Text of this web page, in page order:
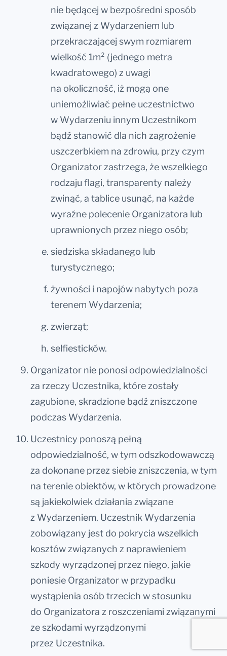
nie będącej w bezpośredni sposób
związanej z Wydarzeniem lub
przekraczającej swym rozmiarem
wielkość 1m² (jednego metra
kwadratowego) z uwagi
na okoliczność, iż mogą one
uniemożliwiać pełne uczestnictwo
w Wydarzeniu innym Uczestnikom
bądź stanowić dla nich zagrożenie
uszczerbkiem na zdrowiu, przy czym
Organizator zastrzega, że wszelkiego
rodzaju flagi, transparenty należy
zwinąć, a tablice usunąć, na każde
wyraźne polecenie Organizatora lub
uprawnionych przez niego osób;
siedziska składanego lub
turystycznego;
żywności i napojów nabytych poza
terenem Wydarzenia;
zwierząt;
selfiesticków.
Organizator nie ponosi odpowiedzialności
za rzeczy Uczestnika, które zostały
zagubione, skradzione bądź zniszczone
podczas Wydarzenia.
Uczestnicy ponoszą pełną
odpowiedzialność, w tym odszkodowawczą
za dokonane przez siebie zniszczenia, w tym
na terenie obiektów, w których prowadzone
są jakiekolwiek działania związane
z Wydarzeniem. Uczestnik Wydarzenia
zobowiązany jest do pokrycia wszelkich
kosztów związanych z naprawieniem
szkody wyrządzonej przez niego, jakie
poniesie Organizator w przypadku
wystąpienia osób trzecich w stosunku
do Organizatora z roszczeniami związanymi
ze szkodami wyrządzonymi
przez Uczestnika.